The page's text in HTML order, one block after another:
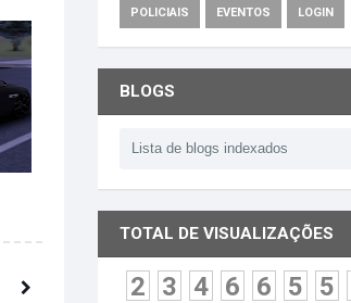
POLICIAIS EVENTOS LOGIN
BLOGS
TOTAL DE VISUALIZAÇÕES
2 3 4 6 6 5 5